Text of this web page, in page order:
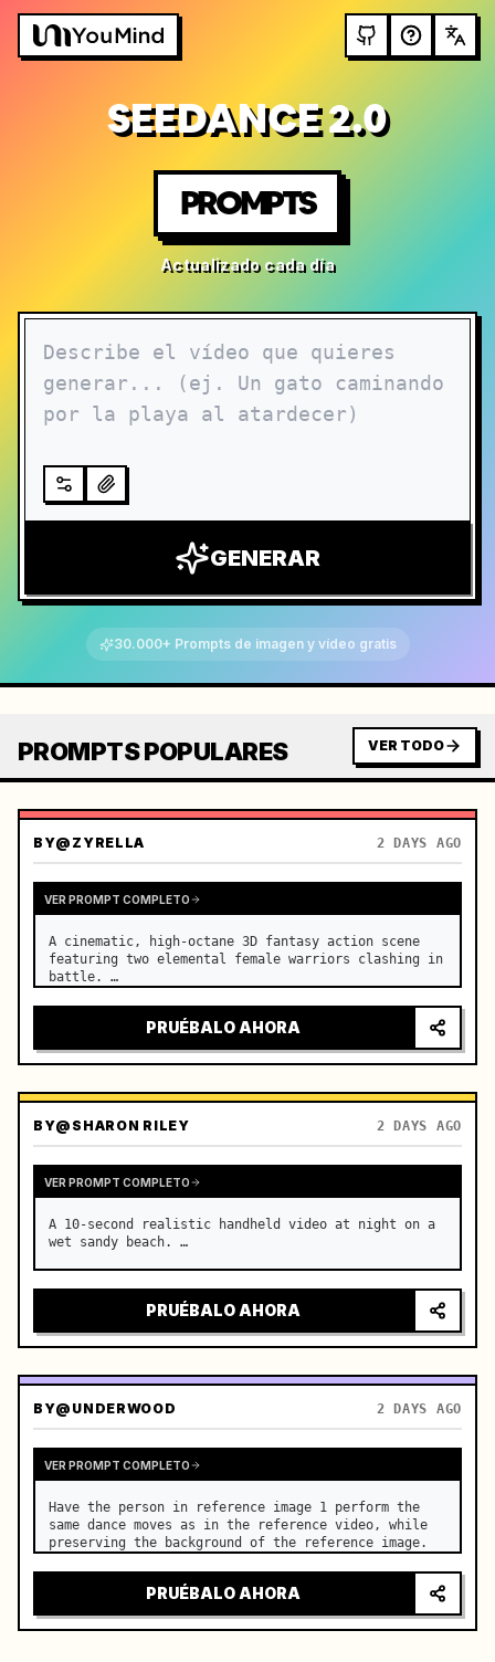
SEEDANCE 2.0
PROMPTS
Actualizado cada día
GENERAR
30.000+ Prompts de imagen y vídeo gratis
PROMPTS POPULARES VER TODO
BY@ZYRELLA 2 DAYS AGO
VER PROMPT COMPLETO
A cinematic, high-octane 3D fantasy action scene
featuring two elemental female warriors clashing in
battle. …
PRUÉBALO AHORA
BY@SHARON RILEY 2 DAYS AGO
VER PROMPT COMPLETO
A 10-second realistic handheld video at night on a
wet sandy beach. …
PRUÉBALO AHORA
BY@UNDERWOOD 2 DAYS AGO
VER PROMPT COMPLETO
Have the person in reference image 1 perform the
same dance moves as in the reference video, while
preserving the background of the reference image.
PRUÉBALO AHORA